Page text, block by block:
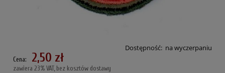
Dostępność: na wyczerpaniu
Cena: 2,50 zł
zawiera 23% VAT, bez kosztów dostawy